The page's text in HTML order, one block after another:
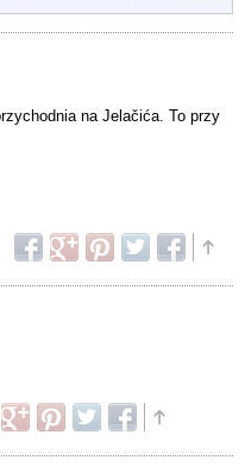
na Jelačića. To przy